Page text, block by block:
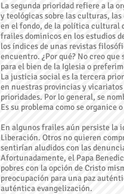
La segunda prioridad refiere a la
y teológicas sobre las culturas,
en el fondo, de la política cultural
frailes dominicos en los estudios
los índices de unas revistas
encuentro. ¿Por qué? No creo
para el bien de la Iglesia o
La justicia social es la tercera
en nuestras provincias y
prioridades. Por lo general, se
Es su problema como se organice
En algunos frailes aún persiste la
Liberación. Otros no quieren
sentirían aludidos con las
Afortunadamente, el Papa
pobres con la opción de Cristo
preocupación para una paz
auténtica evangelización.